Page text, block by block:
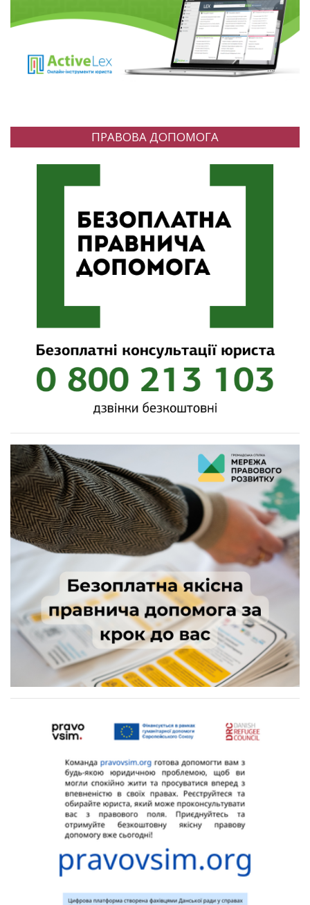
ПРАВОВА ДОПОМОГА